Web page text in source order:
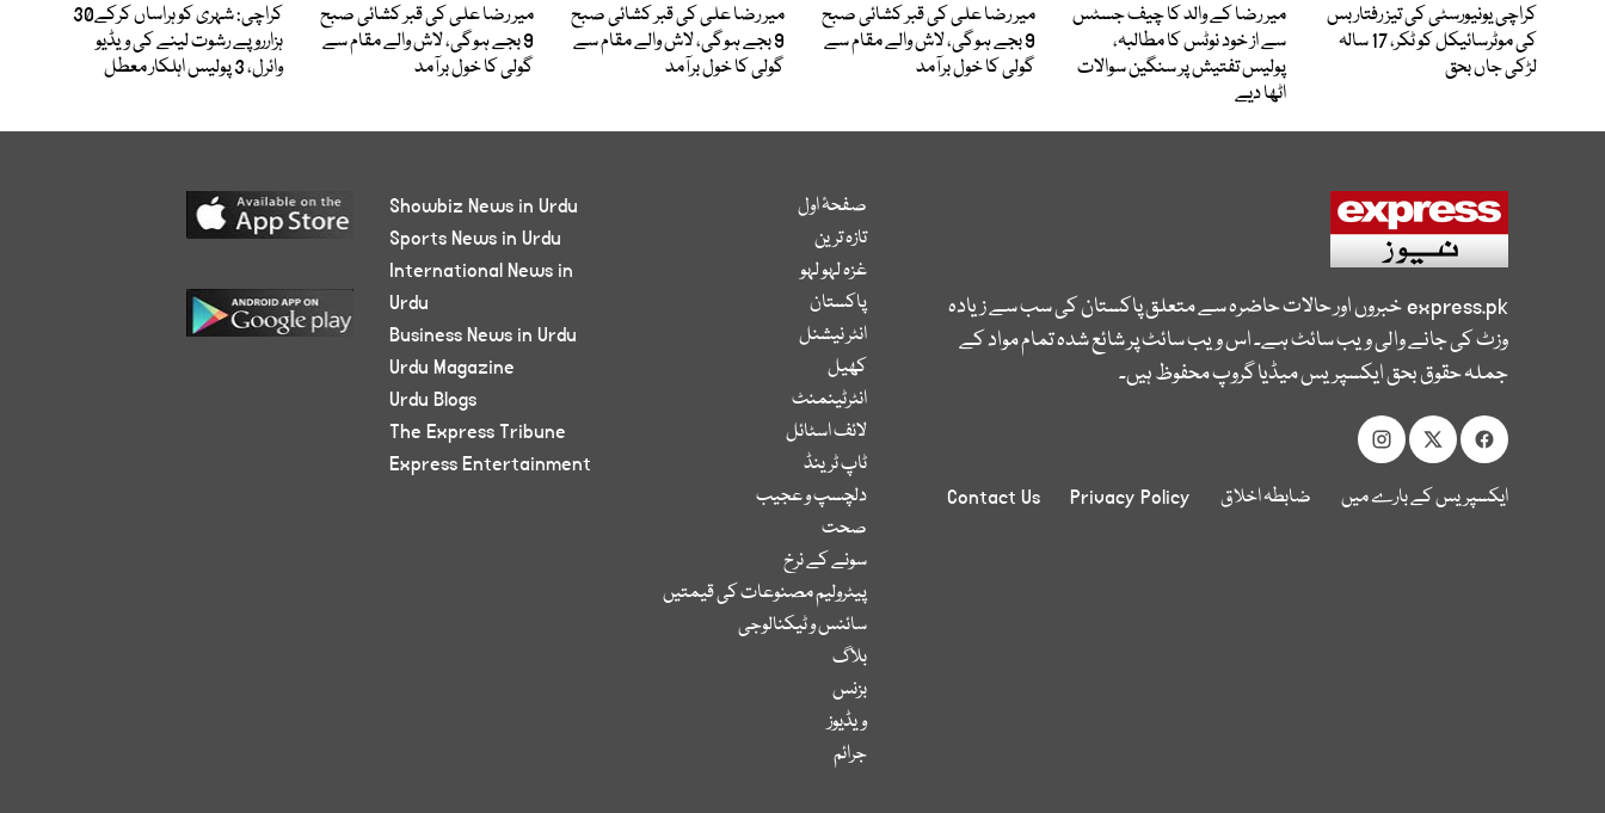
کراچی یونیورسٹی کی تیز رفتار بس
کی موٹرسائیکل کو ٹکر، 17 سالہ
لڑکی جاں بحق
میر رضا کے والد کا چیف جسٹس
سے از خود نوٹس کا مطالبہ،
پولیس تفتیش پر سنگین سوالات
اٹھا دیے
میر رضا علی کی قبر کشائی صبح
9 بجے ہوگی، لاش والے مقام سے
گولی کا خول برآمد
میر رضا علی کی قبر کشائی صبح
9 بجے ہوگی، لاش والے مقام سے
گولی کا خول برآمد
میر رضا علی کی قبر کشائی صبح
9 بجے ہوگی، لاش والے مقام سے
گولی کا خول برآمد
کراچی: شہری کو ہراساں کرکے30
ہزارروپے رشوت لینے کی ویڈیو
وائرل، 3 پولیس اہلکار معطل
express.pkخبروں اور حالات حاضرہ سے متعلق پاکستان کی سب سے زیادہ
وزٹ کی جانے والی ویب سائٹ ہے۔ اس ویب سائٹ پر شائع شدہ تمام مواد کے
جملہ حقوق بحق ایکسپریس میڈیا گروپ محفوظ ہیں۔
ایکسپریس کے بارے میں ضابطہ اخلاق Privacy Policy
Contact Us
صفحۂ اول
تازہ ترین
غزہ لہو لہو
پاکستان
انٹر نیشنل
کھیل
انٹرٹینمنٹ
لائف اسٹائل
ٹاپ ٹرینڈ
دلچسپ و عجیب
صحت
سونے کے نرخ
پیٹرولیم مصنوعات کی قیمتیں
سائنس و ٹیکنالوجی
بلاگ
بزنس
ویڈیوز
جرائم
Showbiz News in Urdu
Sports News in Urdu
International News in
Urdu
Business News in Urdu
Urdu Magazine
Urdu Blogs
The Express Tribune
Express Entertainment